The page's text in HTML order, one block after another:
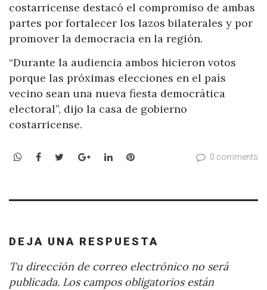
costarricense destacó el compromiso de ambas
partes por fortalecer los lazos bilaterales y por
promover la democracia en la región.
“Durante la audiencia ambos hicieron votos
porque las próximas elecciones en el país
vecino sean una nueva fiesta democrática
electoral”, dijo la casa de gobierno
costarricense.
WhatsApp
Facebook
TwitterGoogle+LinkedInPinterest 0 comments
DEJA UNA RESPUESTA
Tu dirección de correo electrónico no será
publicada. Los campos obligatorios están